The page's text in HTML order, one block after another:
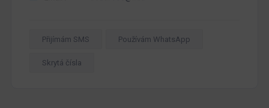
Přijímám SMS Používám WhatsApp
Skrytá čísla